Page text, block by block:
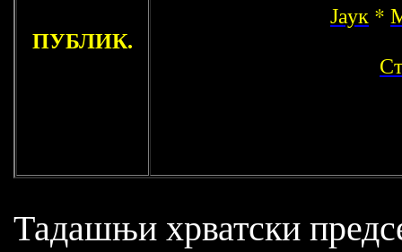
ПУБЛИК.
Јаук *
Тадашњи хрватски